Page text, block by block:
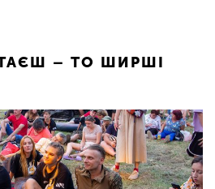
– ТО ШИРШІ